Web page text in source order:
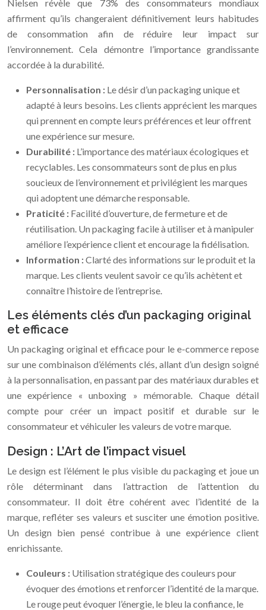
Nielsen révèle que 73% des consommateurs mondiaux
affirment qu’ils changeraient définitivement leurs habitudes
de consommation afin de réduire leur impact sur
l’environnement. Cela démontre l’importance grandissante
accordée à la durabilité.
Personnalisation : Le désir d’un packaging unique et
adapté à leurs besoins. Les clients apprécient les marques
qui prennent en compte leurs préférences et leur offrent
une expérience sur mesure.
Durabilité : L’importance des matériaux écologiques et
recyclables. Les consommateurs sont de plus en plus
soucieux de l’environnement et privilégient les marques
qui adoptent une démarche responsable.
Praticité : Facilité d’ouverture, de fermeture et de
réutilisation. Un packaging facile à utiliser et à manipuler
améliore l’expérience client et encourage la fidélisation.
Information :Clarté des informations sur le produit et la
marque. Les clients veulent savoir ce qu’ils achètent et
connaître l’histoire de l’entreprise.
Les éléments clés d’un packaging original
et efficace
Un packaging original et efficace pour le e-commerce repose
sur une combinaison d’éléments clés, allant d’un design soigné
à la personnalisation, en passant par des matériaux durables et
une expérience « unboxing » mémorable. Chaque détail
compte pour créer un impact positif et durable sur le
consommateur et véhiculer les valeurs de votre marque.
Design : L’Art de l’impact visuel
Le design est l’élément le plus visible du packaging et joue un
rôle déterminant dans l’attraction de l’attention du
consommateur. Il doit être cohérent avec l’identité de la
marque, refléter ses valeurs et susciter une émotion positive.
Un design bien pensé contribue à une expérience client
enrichissante.
Couleurs : Utilisation stratégique des couleurs pour
évoquer des émotions et renforcer l’identité de la marque.
Le rouge peut évoquer l’énergie, le bleu la confiance, le